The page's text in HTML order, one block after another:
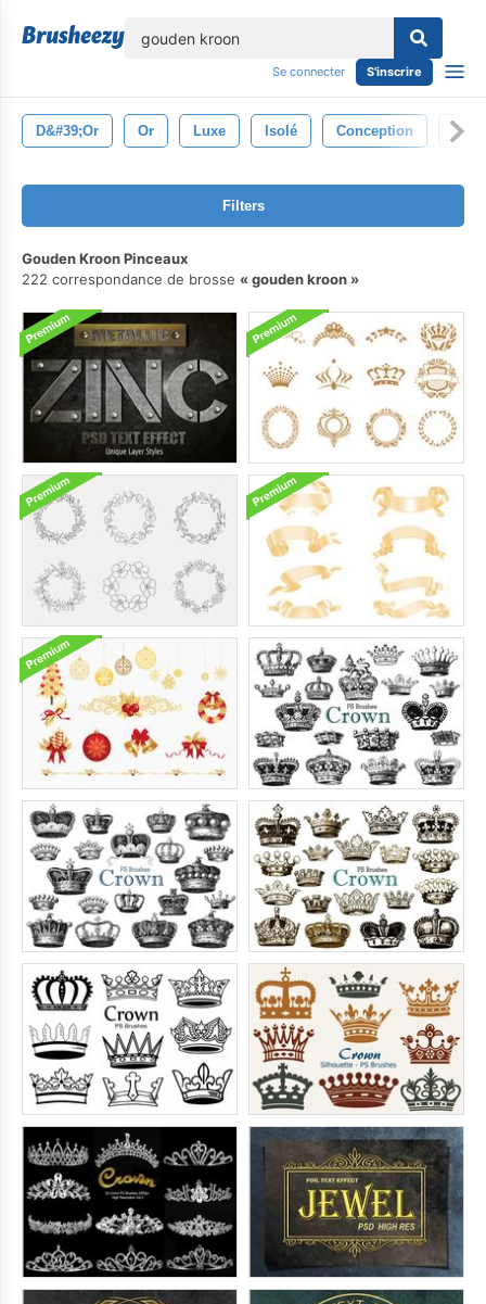
Se connecter S'inscrire
D&#39;or Or Luxe Isolé Conception
Filters
Gouden Kroon Pinceaux
222 correspondance de brosse
gouden kroon